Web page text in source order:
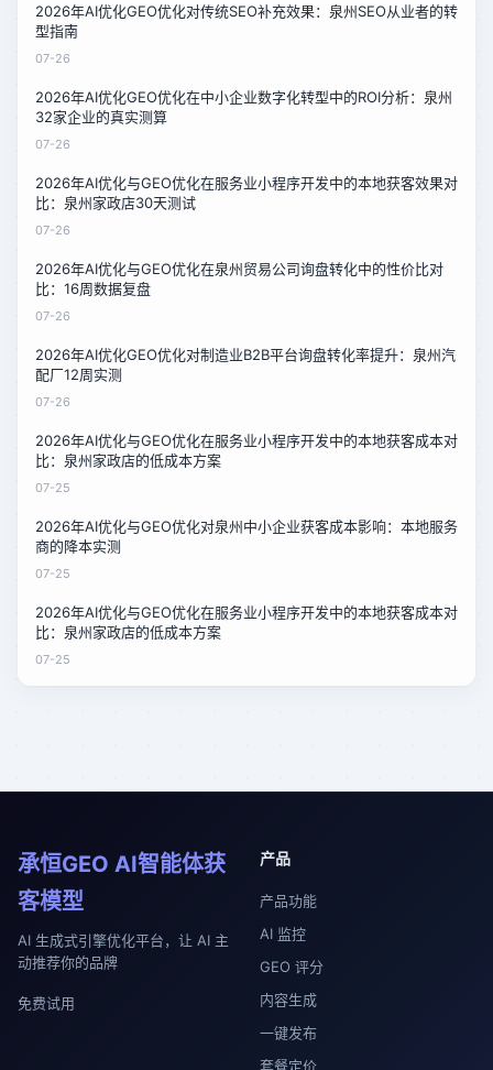
2026年AI优化GEO优化对传统SEO补充效果：泉州SEO从业者的转
型指南
07-26
2026年AI优化GEO优化在中小企业数字化转型中的ROI分析：泉州
32家企业的真实测算
07-26
2026年AI优化与GEO优化在服务业小程序开发中的本地获客效果对
比：泉州家政店30天测试
07-26
2026年AI优化与GEO优化在泉州贸易公司询盘转化中的性价比对
比：16周数据复盘
07-26
2026年AI优化GEO优化对制造业B2B平台询盘转化率提升：泉州汽
配厂12周实测
07-26
2026年AI优化与GEO优化在服务业小程序开发中的本地获客成本对
比：泉州家政店的低成本方案
07-25
2026年AI优化与GEO优化对泉州中小企业获客成本影响：本地服务
商的降本实测
07-25
2026年AI优化与GEO优化在服务业小程序开发中的本地获客成本对
比：泉州家政店的低成本方案
07-25
承恒GEO AI智能体获
客模型
AI 生成式引擎优化平台，让 AI 主
动推荐你的品牌
免费试用
产品
产品功能
AI 监控
GEO 评分
内容生成
一键发布
套餐定价